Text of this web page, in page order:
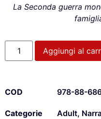
La Seconda guerra
Aggiungi al
COD 978-88-
Categorie Adult,